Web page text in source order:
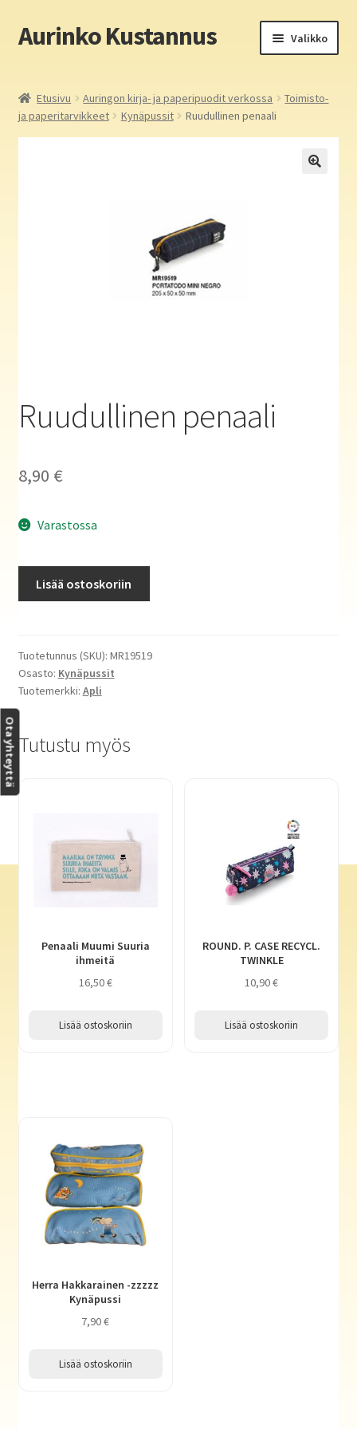
Siirry
navigointiin
Siirry
sisältöön
Aurinko Kustannus Valikko
Yritys
Aurinko Kustannus: kirjat
Auringon kirja- ja paperipuodit verkossa
Etusivu Auringon kirja- ja paperipuodit verkossa
Toimisto-
ja paperitarvikkeet
Kynäpussit Ruudullinen penaali
Ruudullinen penaali
8,90 €
Varastossa
Lisää ostoskoriin
Tuotetunnus (SKU): MR19519
Osasto: Kynäpussit
Tuotemerkki: Apli
Tutustu myös
Penaali Muumi Suuria
ihmeitä
16,50€
Lisää ostoskoriin
ROUND. P. CASE RECYCL.
TWINKLE
10,90€
Lisää ostoskoriin
Herra Hakkarainen -zzzzz
Kynäpussi
7,90€
Lisää ostoskoriin
Ota yhteyttä